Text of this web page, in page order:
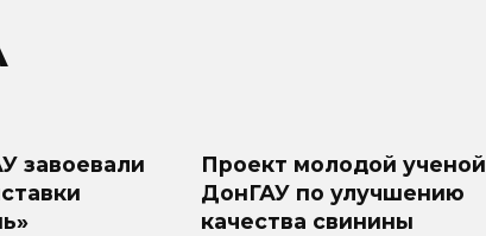
завоевали
Проект молодой ученой
ДонГАУ по улучшению
качества свинины